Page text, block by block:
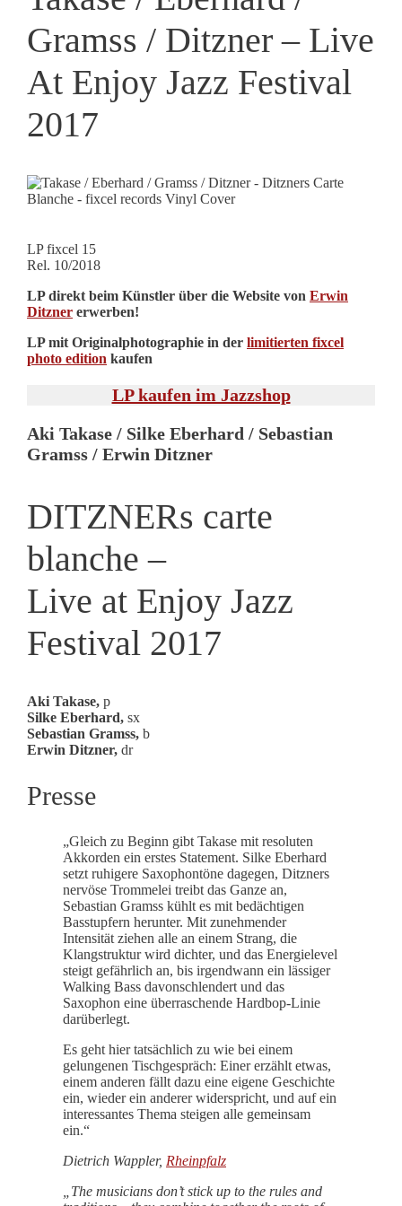
Gramss / Ditzner – Live
At Enjoy Jazz Festival
2017
LP fixcel 15
Rel. 10/2018
LP direkt beim Künstler über die Website von Erwin
Ditzner erwerben!
LP mit Originalphotographie in der limitierten fixcel
photo edition kaufen
LP kaufen im Jazzshop
Aki Takase / Silke Eberhard / Sebastian
Gramss / Erwin Ditzner
DITZNERs carte
blanche –
Live at Enjoy Jazz
Festival 2017
Aki Takase, p
Silke Eberhard, sx
Sebastian Gramss, b
Erwin Ditzner, dr
Presse
„Gleich zu Beginn gibt Takase mit resoluten
Akkorden ein erstes Statement. Silke Eberhard
setzt ruhigere Saxophontöne dagegen, Ditzners
nervöse Trommelei treibt das Ganze an,
Sebastian Gramss kühlt es mit bedächtigen
Basstupfern herunter. Mit zunehmender
Intensität ziehen alle an einem Strang, die
Klangstruktur wird dichter, und das Energielevel
steigt gefährlich an, bis irgendwann ein lässiger
Walking Bass davonschlendert und das
Saxophon eine überraschende Hardbop-Linie
darüberlegt.
Es geht hier tatsächlich zu wie bei einem
gelungenen Tischgespräch: Einer erzählt etwas,
einem anderen fällt dazu eine eigene Geschichte
ein, wieder ein anderer widerspricht, und auf ein
interessantes Thema steigen alle gemeinsam
ein.“
Dietrich Wappler, Rheinpfalz
„The musicians don’t stick up to the rules and